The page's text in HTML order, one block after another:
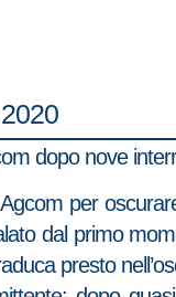
dopo nove
Agcom per
dal primo
presto